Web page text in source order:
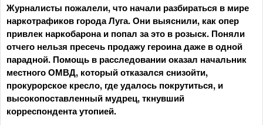
Журналисты пожалели, что начали разбираться в мире
наркотрафиков города Луга. Они выяснили, как опер
привлек наркобарона и попал за это в розыск. Поняли
отчего нельзя пресечь продажу героина даже в одной
парадной. Помощь в расследовании оказал начальник
местного ОМВД, который отказался снизойти,
прокурорское кресло, где удалось покрутиться, и
высокопоставленный мудрец, ткнувший
корреспондента утопией.